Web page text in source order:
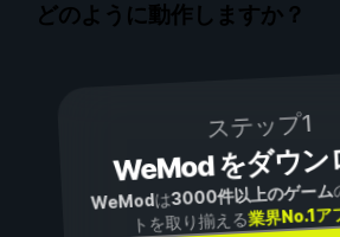
どのように動作しますか？
ステップ1
WeMod をダウン
WeModは3000件以上のゲーム
トを取り揃える業界No.1ア